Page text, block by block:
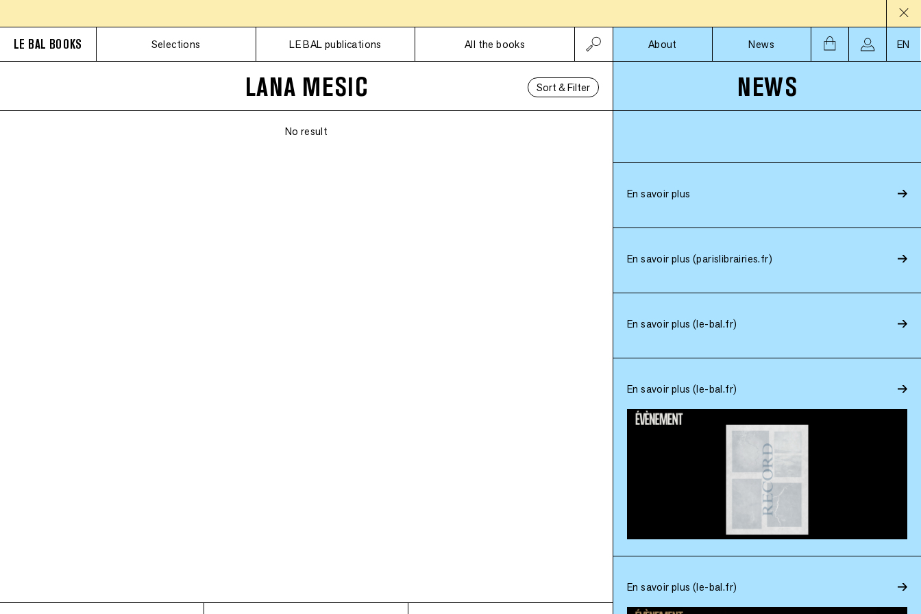
LE BAL BOOKS Selections LE BAL publications All the books
Subscriptions
About
News EN
LANA MESIC Sort & Filter
No result
NEWS
En savoir plus
En savoir plus (parislibrairies.fr)
En savoir plus (le-bal.fr)
En savoir plus (le-bal.fr)
En savoir plus (le-bal.fr)